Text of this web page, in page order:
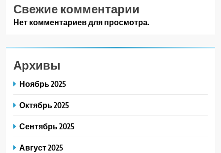
Свежие комментарии
Нет комментариев для просмотра.
Архивы
Ноябрь 2025
Октябрь 2025
Сентябрь 2025
Август 2025